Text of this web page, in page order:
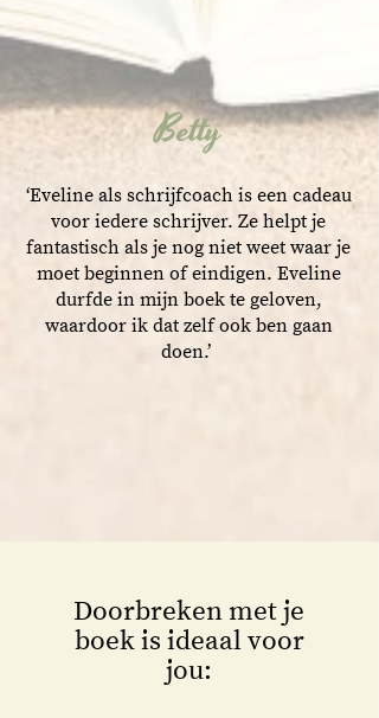
‘Eveline als schrijfcoach is een cadeau
voor iedere schrijver. Ze helpt je
fantastisch als je nog niet weet waar je
moet beginnen of eindigen. Eveline
durfde in mijn boek te geloven,
waardoor ik dat zelf ook ben gaan
doen.’
Betty
Doorbreken met je
boek is ideaal voor
jou: